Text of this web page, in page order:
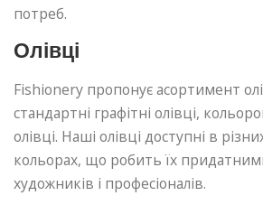
потреб.
Олівці
Fishionery пропонує асортимент
стандартні графітні олівці,
олівці. Наші олівці доступні в
кольорах, що робить їх
художників і професіоналів.